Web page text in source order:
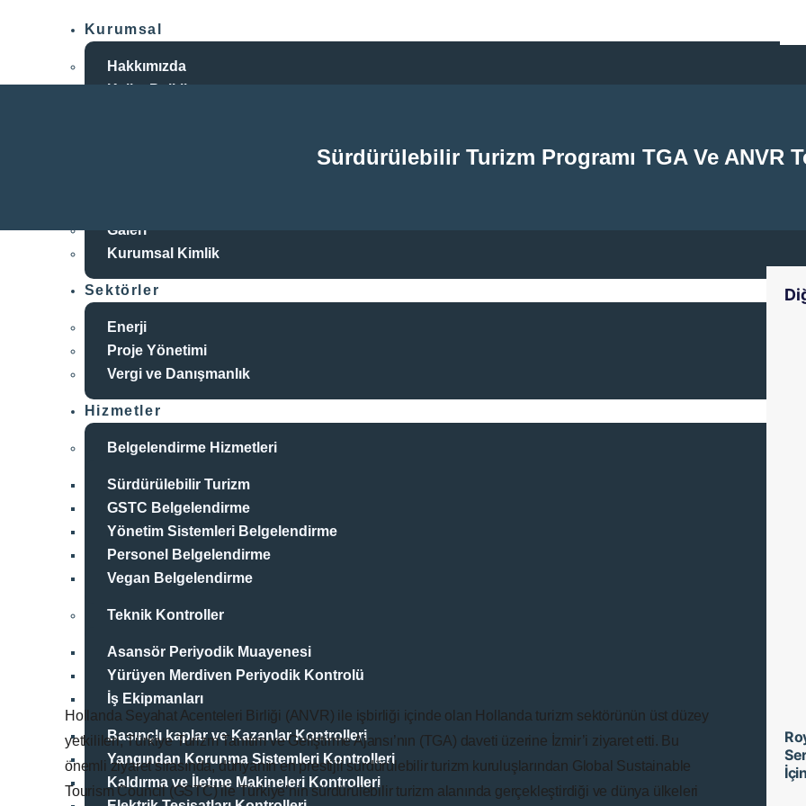
Kurumsal
Hakkımızda
Kalite Politikası
Galeri
Kurumsal Kimlik
Sektörler
Enerji
Proje Yönetimi
Vergi ve Danışmanlık
Hizmetler
Belgelendirme Hizmetleri
Sürdürülebilir Turizm
GSTC Belgelendirme
Yönetim Sistemleri Belgelendirme
Personel Belgelendirme
Vegan Belgelendirme
Teknik Kontroller
Asansör Periyodik Muayenesi
Yürüyen Merdiven Periyodik Kontrolü
İş Ekipmanları
Basınçlı kaplar ve Kazanlar Kontrolleri
Yangından Korunma Sistemleri Kontrolleri
Kaldırma ve İletme Makineleri Kontrolleri
Sürdürülebilir Turizm Programı TGA Ve ANVR
Hollanda Seyahat Acenteleri Birliği (ANVR) ile işbirliği içinde olan Hollanda turizm sektörünün üst düzey
yetkilileri, Türkiye Turizm Tanıtım ve Geliştirme Ajansı’nın (TGA) daveti üzerine İzmir’i ziyaret etti. Bu
önemli ziyaret sırasında, dünyanın en prestijli sürdürülebilir turizm kuruluşlarından Global Sustainable
Tourism Council (GSTC) ile Türkiye’nin sürdürülebilir turizm alanında gerçekleştirdiği ve dünya ülkeleri